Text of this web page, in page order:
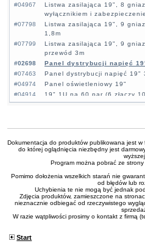
#04967
Listwa zasilająca 19", 8
wyłącznikiem i
#07798
Listwa zasilająca 19", 9
1,8m
#07799
Listwa zasilająca 19", 9
przewód 3m
#02698
Panel dystrybucji napięć
#07463
Panel dystrybucji napięć 19"
#04974
Panel oświetleniowy 19"
#04914
19" 1U na 60 par (6 złączy
#07409
19" 3U na 150 par (15
#04790
Przepust szczotkowy 1U,
Przepust szczotkowy 1U,
Belki rackowe 24U 19", para
#02677
Belki rackowe 42U 19", para
#03830
Taśma rzepowa, czarna,
#03831
Taśma rzepowa, czerwona,
#04973
Taśma rzepowa, niebieska,
#09487
Zestaw montażowy 19" do
Dokumentacja do produktów publikowana jest
do której oglądnięcia niezbędny jest
Program można pobrać ze
Pomimo dołożenia wszelkich starań nie
od błędów lub
Uchybienia te nie mogą być jednak
Zdjęcia produktów, zamieszczone na
nieznacznie odbiegać od rzeczywistego
W razie wątpliwości prosimy o kontakt z firmą
Start